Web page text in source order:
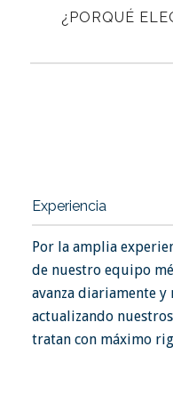
¿PORQUÉ
Experiencia
Por la amplia
de nuestro equipo
avanza diariamente y
actualizando
tratan con máximo